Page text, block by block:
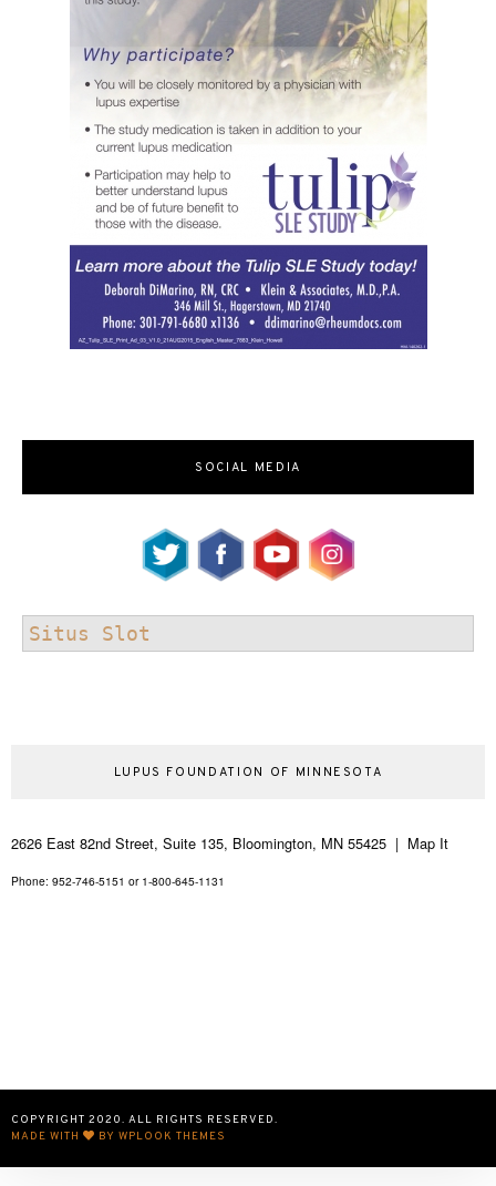
SOCIAL MEDIA
Situs Slot
LUPUS FOUNDATION OF MINNESOTA
2626 East 82nd Street, Suite 135, Bloomington, MN 55425 | Map It
Phone: 952-746-5151 or 1-800-645-1131
COPYRIGHT 2020. ALL RIGHTS RESERVED.
MADE WITH
BY WPLOOK THEMES